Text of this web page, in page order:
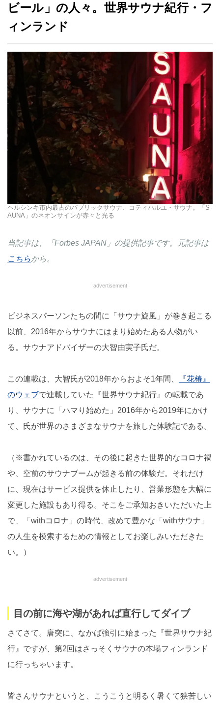
ビール」の人々。世界サウナ紀行・フ
ィンランド
ヘルシンキ市内最古のパブリックサウナ、コティハルユ・サウナ。「S
AUNA」のネオンサインが赤々と光る
当記事は、「Forbes JAPAN」の提供記事です。元記事は
こちら から。
advertisement
ビジネスパーソンたちの間に「サウナ旋風」が巻き起こる
以前、2016年からサウナにはまり始めたある人物がい
る。サウナアドバイザーの大智由実子氏だ。
この連載は、大智氏が2018年からおよそ1年間、
『花椿』
のウェブで連載していた『世界サウナ紀行』の転載であ
り、サウナに「ハマり始めた」2016年から2019年にかけ
て、氏が世界のさまざまなサウナを旅した体験記である。
（※書かれているのは、その後に起きた世界的なコロナ禍
や、空前のサウナブームが起きる前の体験だ。それだけ
に、現在はサービス提供を休止したり、営業形態を大幅に
変更した施設もあり得る。そこをご承知おきいただいた上
で、「withコロナ」の時代、改めて豊かな「withサウナ」
の人生を模索するための情報としてお楽しみいただきた
い。）
advertisement
目の前に海や湖があれば直行してダイブ
さてさて。唐突に、なかば強引に始まった『世界サウナ紀
行』ですが、第2回はさっそくサウナの本場フィンランド
に行っちゃいます。
皆さんサウナというと、こうこうと明るく暑くて狭苦しい